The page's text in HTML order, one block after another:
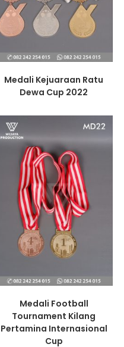
Medali Kejuaraan Ratu
Dewa Cup 2022
Medali Football
Tournament Kilang
Pertamina Internasional
Cup